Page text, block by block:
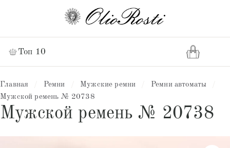
Топ 10
Главная Ремни Мужские ремни Ремни автоматы
Мужской ремень № 20738
Мужской ремень № 20738